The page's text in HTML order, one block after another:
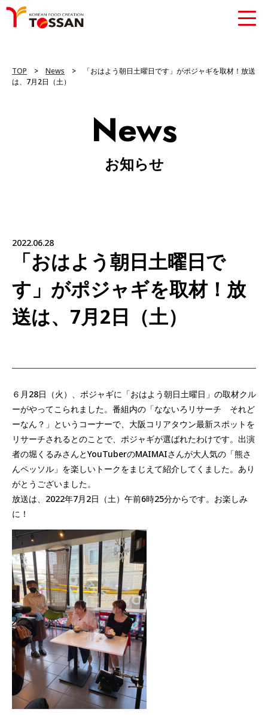
TOP > News > 「おはよう朝日土曜日です」がポジャギを取材！放送
は、7月2日（土）
News
お知らせ
2022.06.28
「おはよう朝日土曜日で
す」がポジャギを取材！放
送は、7月2日（土）
６月28日（火）、ポジャギに「おはよう朝日土曜日」の取材クル
ーがやってこられました。番組内の「なないろリサーチ それど
ーなん？」というコーナーで、大阪コリアタウン最新スポットを
リサーチされるとのことで、ポジャギが選ばれたわけです。出演
者の堀くるみさんとYouTuberのMAIMAIさんが大人気の「熊さ
んペッソル」を楽しいトークをまじえて紹介してくました。あり
がとうございました。
放送は、2022年7月2日（土）午前6時25分からです。お楽しみ
に！